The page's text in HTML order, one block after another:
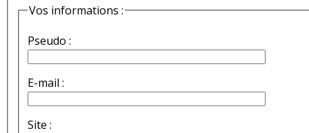
Vos informations :
Pseudo :
E-mail :
Site :